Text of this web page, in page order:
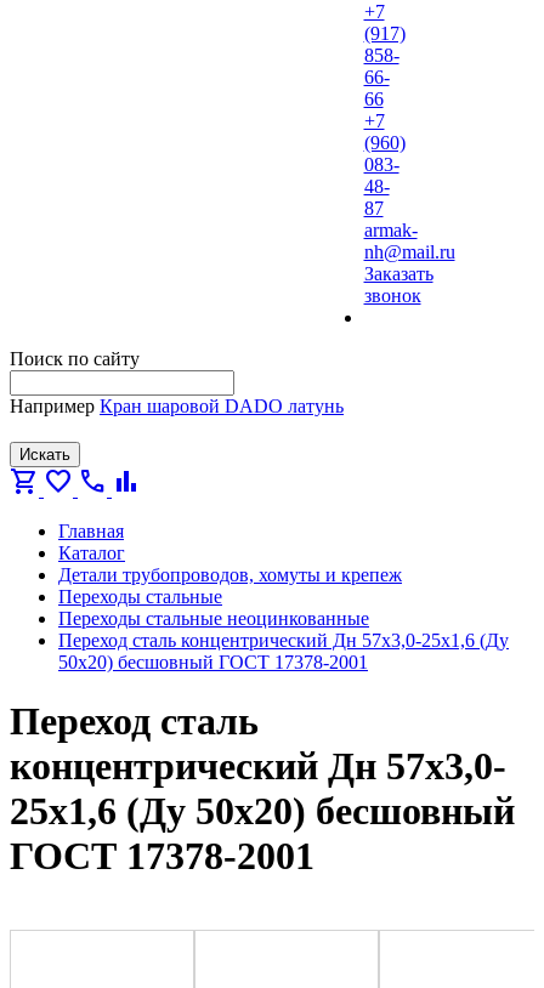
+7
(917)
858-
66-
66
+7
(960)
083-
48-
87
armak-
nh@mail.ru
Заказать
звонок
Поиск по сайту
Например Кран шаровой DADO латунь
Искать
shopping_cart favorite call bar_chart
Главная
Каталог
Детали трубопроводов, хомуты и крепеж
Переходы стальные
Переходы стальные неоцинкованные
Переход сталь концентрический Дн 57х3,0-25х1,6 (Ду
50х20) бесшовный ГОСТ 17378-2001
Переход сталь
концентрический Дн 57х3,0-
25х1,6 (Ду 50х20) бесшовный
ГОСТ 17378-2001